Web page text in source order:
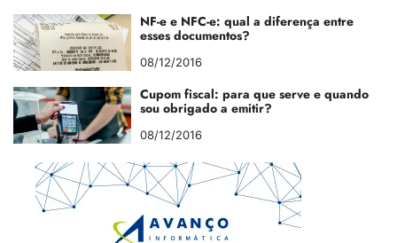
NF-e e NFC-e: qual a diferença entre
esses documentos?
08/12/2016
Cupom fiscal: para que serve e quando
sou obrigado a emitir?
08/12/2016